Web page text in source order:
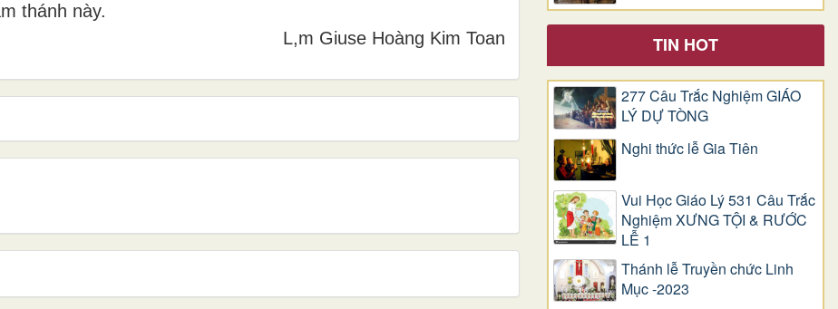
thánh này.
L,m Giuse Hoàng Kim Toan TIN HOT
277 Câu Trắc Nghiệm GIÁO
LÝ DỰ TÒNG
Nghi thức lễ Gia Tiên
Vui Học Giáo Lý 531 Câu Trắc
Nghiệm XƯNG TỘI & RƯỚC
LỄ 1
Thánh lễ Truyền chức Linh
Mục -2023